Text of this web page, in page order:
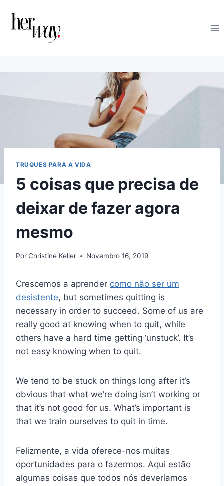
TRUQUES PARA A VIDA
5 coisas que precisa de
deixar de fazer agora
mesmo
PorChristine Keller Novembro 16, 2019
Crescemos a aprender como não ser um
desistente, but sometimes quitting is
necessary in order to succeed. Some of us are
really good at knowing when to quit, while
others have a hard time getting ‘unstuck’. It’s
not easy knowing when to quit.
We tend to be stuck on things long after it’s
obvious that what we’re doing isn’t working or
that it’s not good for us. What’s important is
that we train ourselves to quit in time.
Felizmente, a vida oferece-nos muitas
oportunidades para o fazermos. Aqui estão
algumas coisas que todos nós deveríamos